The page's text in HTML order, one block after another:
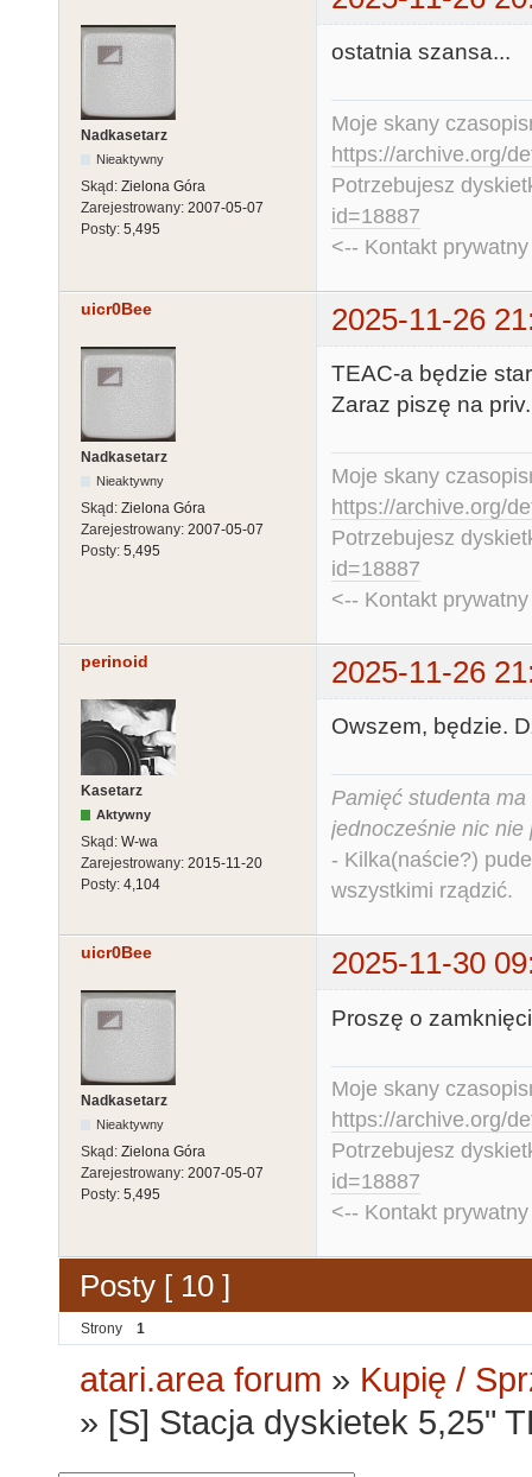
Nadkasetarz
Nieaktywny
Skąd: Zielona Góra
Zarejestrowany: 2007-05-07
Posty: 5,495
ostatnia szansa...
Moje skany
https://archive.org/
Potrzebujesz
id=18887
<-- Kontakt
uicr0Bee 2025-11-26
Nadkasetarz
Nieaktywny
Skąd: Zielona Góra
Zarejestrowany: 2007-05-07
Posty: 5,495
TEAC-a będzie
Zaraz piszę na priv.
Moje skany
https://archive.org/
Potrzebujesz
id=18887
<-- Kontakt
perinoid 2025-11-26
Kasetarz
Aktywny
Skąd: W-wa
Zarejestrowany: 2015-11-20
Posty: 4,104
Owszem, będzie.
Pamięć studenta
jednocześnie nic nie
- Kilka(naście?)
wszystkimi rządzić.
uicr0Bee 2025-11-30
Nadkasetarz
Nieaktywny
Skąd: Zielona Góra
Zarejestrowany: 2007-05-07
Posty: 5,495
Proszę o
Moje skany
https://archive.org/
Potrzebujesz
id=18887
<-- Kontakt
Posty [ 10 ]
Strony 1
atari.area forum » Kupię /
» [S] Stacja dyskietek 5,25"